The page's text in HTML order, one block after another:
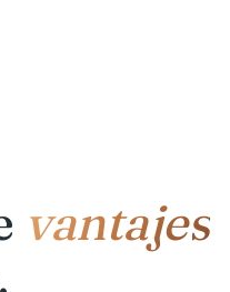
vantajes